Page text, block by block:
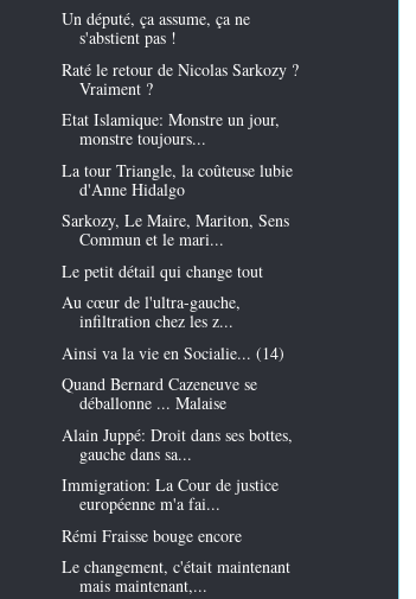
Un député, ça assume, ça ne
s'abstient pas !
Raté le retour de Nicolas Sarkozy ?
Vraiment ?
Etat Islamique: Monstre un jour,
monstre toujours...
La tour Triangle, la coûteuse lubie
d'Anne Hidalgo
Sarkozy, Le Maire, Mariton, Sens
Commun et le mari...
Le petit détail qui change tout
Au cœur de l'ultra-gauche,
infiltration chez les z...
Ainsi va la vie en Socialie... (14)
Quand Bernard Cazeneuve se
déballonne ... Malaise
Alain Juppé: Droit dans ses bottes,
gauche dans sa...
Immigration: La Cour de justice
européenne m'a fai...
Rémi Fraisse bouge encore
Le changement, c'était maintenant
mais maintenant,...